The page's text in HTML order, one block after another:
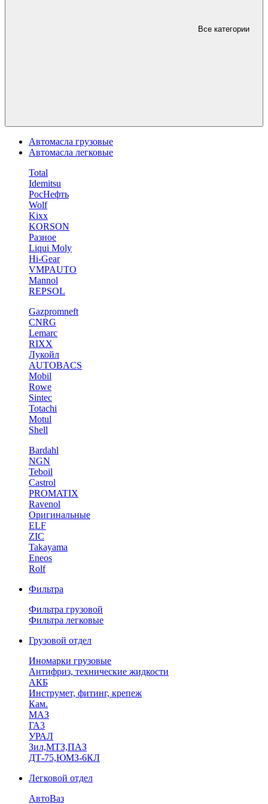
Все категории
Автомасла грузовые
Автомасла легковые
Total
Idemitsu
РосНефть
Wolf
Kixx
KORSON
Разное
Liqui Moly
Hi-Gear
VMPAUTO
Mannol
REPSOL
Gazpromneft
CNRG
Lemarc
RIXX
Лукойл
AUTOBACS
Mobil
Rowe
Sintec
Totachi
Motul
Shell
Bardahl
NGN
Teboil
Castrol
PROMATIX
Ravenol
Оригинальные
ELF
ZIC
Takayama
Eneos
Rolf
Фильтра
Фильтра грузовой
Фильтра легковые
Грузовой отдел
Иномарки грузовые
Антифриз, технические жидкости
АКБ
Инструмет, фитинг, крепеж
Кам.
МАЗ
ГА3
УРАЛ
Зил,МТЗ,ПАЗ
ДТ-75,ЮМЗ-6КЛ
Легковой отдел
АвтоВаз